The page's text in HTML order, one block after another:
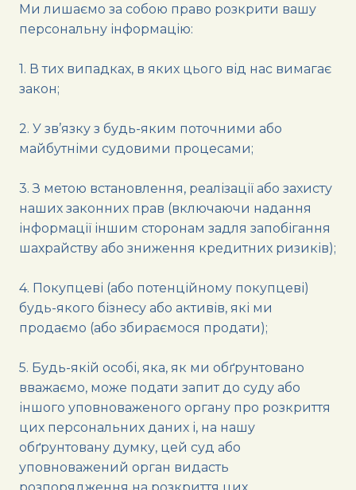
Ми лишаємо за собою право розкрити вашу
персональну інформацію:
1. В тих випадках, в яких цього від нас вимагає
закон;
2. У зв’язку з будь-яким поточними або
майбутніми судовими процесами;
3. З метою встановлення, реалізації або захисту
наших законних прав (включаючи надання
інформації іншим сторонам задля запобігання
шахрайству або зниження кредитних ризиків);
4. Покупцеві (або потенційному покупцеві)
будь-якого бізнесу або активів, які ми
продаємо (або збираємося продати);
5. Будь-якій особі, яка, як ми обґрунтовано
вважаємо, може подати запит до суду або
іншого уповноваженого органу про розкриття
цих персональних даних і, на нашу
обґрунтовану думку, цей суд або
уповноважений орган видасть